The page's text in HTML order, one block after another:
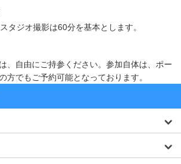
タジオ撮影は60分を基本とします。
、自由にご持参ください。参加自体は、ポー
方でもご予約可能となっております。